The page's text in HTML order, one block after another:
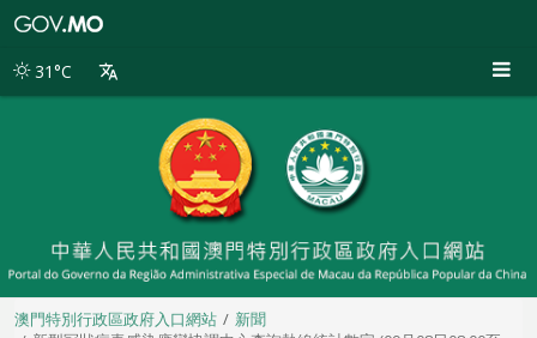
別
31°C
澳門特別行政區政府入口網站
新聞